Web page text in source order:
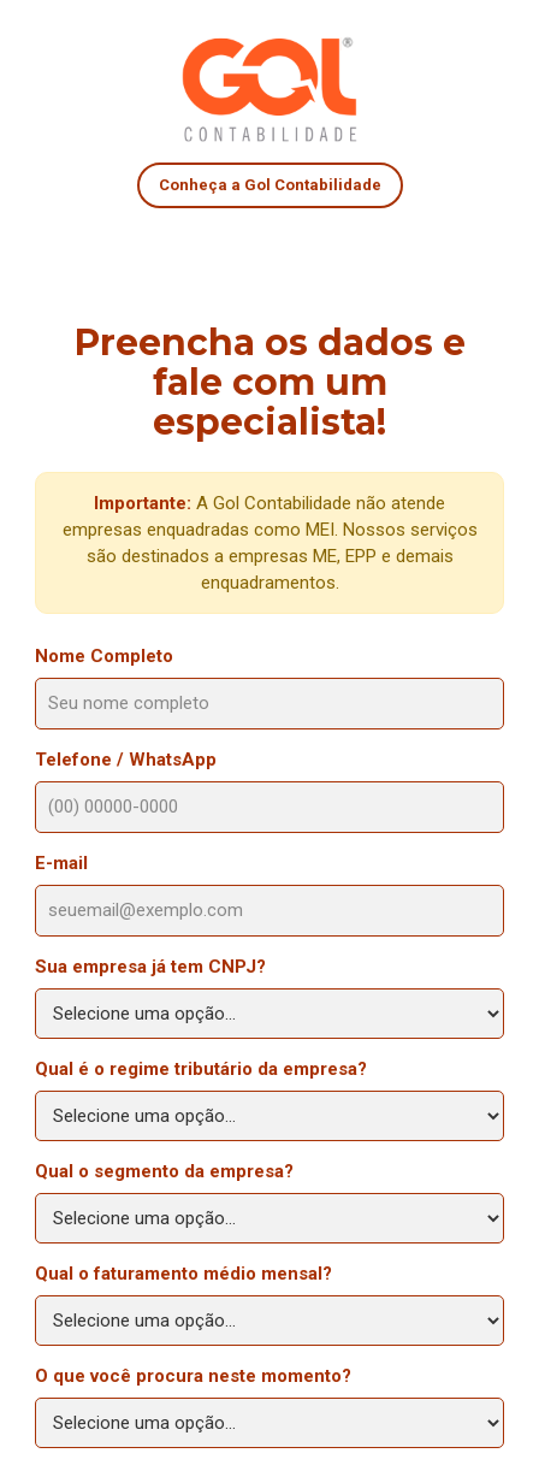
Conheça a Gol Contabilidade
Preencha os dados e
fale com um
especialista!
Importante: A Gol Contabilidade não atende
empresas enquadradas como MEI. Nossos serviços
são destinados a empresas ME, EPP e demais
enquadramentos.
Nome Completo
Telefone / WhatsApp
E-mail
Sua empresa já tem CNPJ?
Qual é o regime tributário da empresa?
Qual o segmento da empresa?
Qual o faturamento médio mensal?
O que você procura neste momento?